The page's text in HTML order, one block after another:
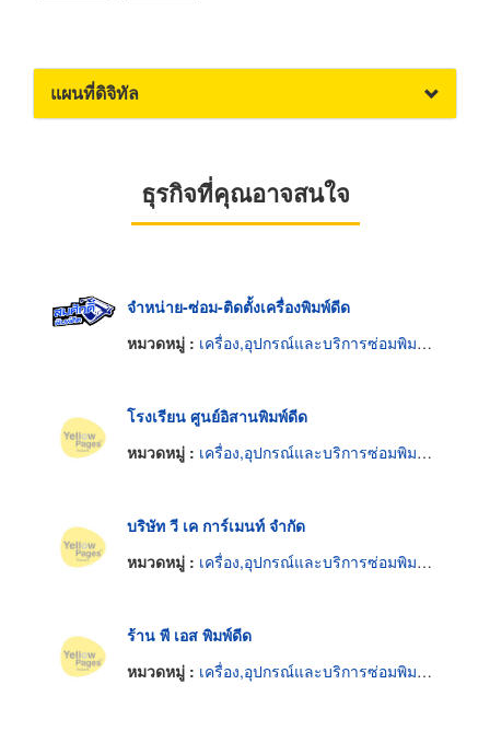
แผนที่ดิจิทัล
ธุรกิจที่คุณอาจสนใจ
จำหน่าย-ซ่อม-ติดตั้งเครื่องพิมพ์ดีด
หมวดหมู่ : เครื่อง,อุปกรณ์และบริการซ่อมพิมพ์ดีด
โรงเรียน ศูนย์อิสานพิมพ์ดีด
หมวดหมู่ : เครื่อง,อุปกรณ์และบริการซ่อมพิมพ์ดีด
บริษัท วี เค การ์เมนท์ จำกัด
หมวดหมู่ : เครื่อง,อุปกรณ์และบริการซ่อมพิมพ์ดีด
ร้าน พี เอส พิมพ์ดีด
หมวดหมู่ : เครื่อง,อุปกรณ์และบริการซ่อมพิมพ์ดีด